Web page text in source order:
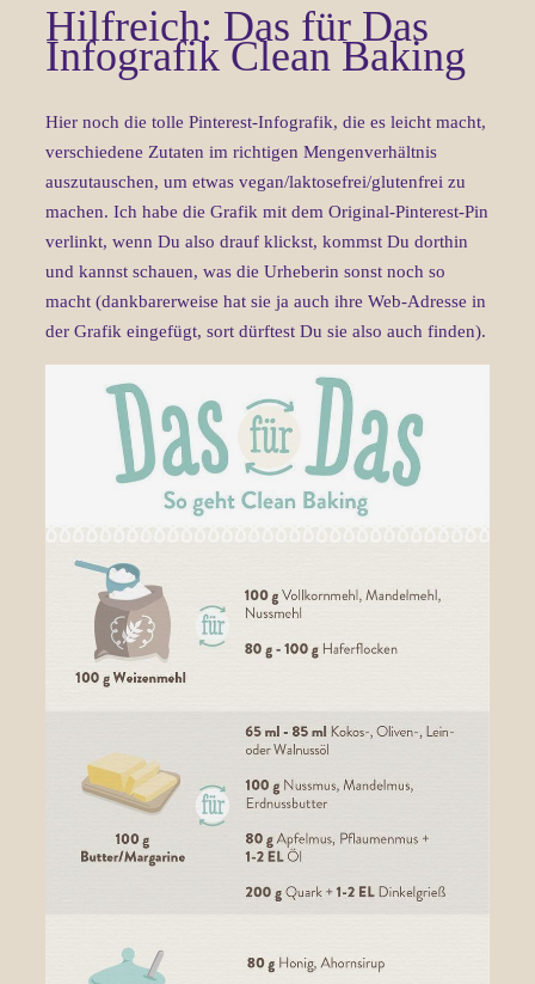
Hilfreich: Das für Das
Infografik Clean Baking
Hier noch die tolle Pinterest-Infografik, die es leicht macht,
verschiedene Zutaten im richtigen Mengenverhältnis
auszutauschen, um etwas vegan/laktosefrei/glutenfrei zu
machen. Ich habe die Grafik mit dem Original-Pinterest-Pin
verlinkt, wenn Du also drauf klickst, kommst Du dorthin
und kannst schauen, was die Urheberin sonst noch so
macht (dankbarerweise hat sie ja auch ihre Web-Adresse in
der Grafik eingefügt, sort dürftest Du sie also auch finden).